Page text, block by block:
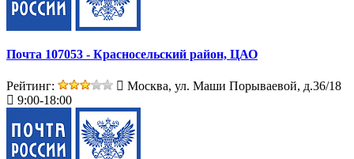
Почта 107053 - Красносельский район, ЦАО
Рейтинг:
Москва, ул. Маши Порываевой, д.36/18
9:00-18:00